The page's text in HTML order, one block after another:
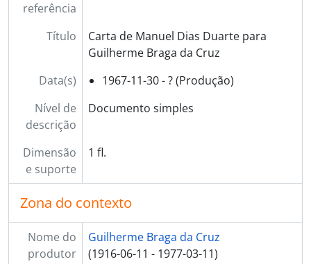
referência
Título
Carta de Manuel Dias Duarte para
Guilherme Braga da Cruz
Data(s)
1967-11-30 - ? (Produção)
Nível de
descrição
Documento simples
Dimensão
e suporte
1 fl.
Zona do contexto
Nome do
produtor
Guilherme Braga da Cruz
(1916-06-11 - 1977-03-11)